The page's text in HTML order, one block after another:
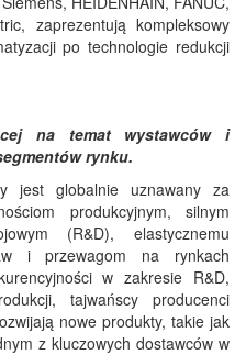
zaprezentują kompleksowy
po technologie redukcji
na temat wystawców i
rynku.
jest globalnie uznawany za
produkcyjnym, silnym
(R&D), elastycznemu
i przewagom na rynkach
w zakresie R&D,
tajwańscy producenci
nowe produkty, takie jak
z kluczowych dostawców w